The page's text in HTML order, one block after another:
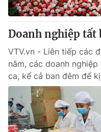
Doanh nghiệp tất
VTV.vn - Liên tiếp các
năm, các doanh
ca, kể cả ban đêm để